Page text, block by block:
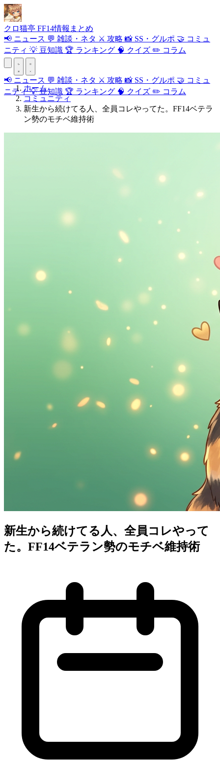
クロ猫亭 FF14情報まとめ
📢 ニュース 💬 雑談・ネタ ⚔️ 攻略 📸 SS・グルポ 🤝 コミュ
ニティ 💡 豆知識 🏆 ランキング 🧠 クイズ ✏️ コラム
📢 ニュース 💬 雑談・ネタ ⚔️ 攻略 📸 SS・グルポ 🤝 コミュ
ニティ💡豆知識 🏆 ランキング 🧠 クイズ ✏️ コラム
ホーム
コミュニティ
新生から続けてる人、全員コレやってた。FF14ベテラ
ン勢のモチベ維持術
新生から続けてる人、全員コレやって
た。FF14ベテラン勢のモチベ維持術